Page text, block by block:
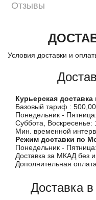
Отзывы
Условия доставки и
Курьерская
Базовый тариф :
Понедельник -
Суббота, Воскресенье:
Мин. временной
Режим доставки по
Понедельник -
Доставка за МКАД без
Дополнительная
Доставка